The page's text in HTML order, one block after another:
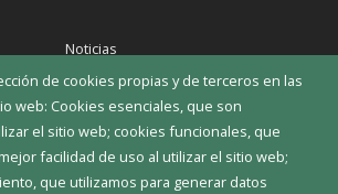
de cookies propias y de terceros en las
web: Cookies esenciales, que son
el sitio web; cookies funcionales, que
facilidad de uso al utilizar el sitio web;
que utilizamos para generar datos
Noticias
Eventos
Corporación Municipal
Teléfonos de interés
INICIAR SESIÓN